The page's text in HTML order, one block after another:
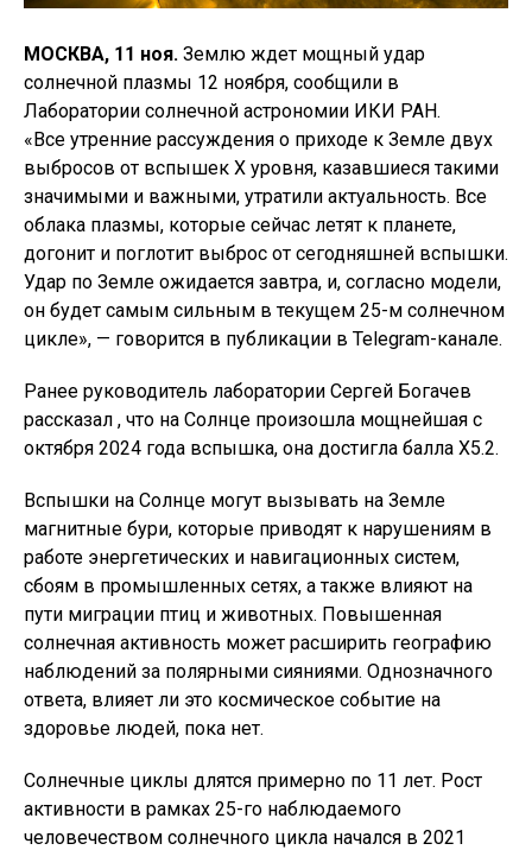
МОСКВА, 11 ноя. Землю ждет мощный удар
солнечной плазмы 12 ноября, сообщили в
Лаборатории солнечной астрономии ИКИ РАН.
«Все утренние рассуждения о приходе к Земле двух
выбросов от вспышек X уровня, казавшиеся такими
значимыми и важными, утратили актуальность. Все
облака плазмы, которые сейчас летят к планете,
догонит и поглотит выброс от сегодняшней вспышки.
Удар по Земле ожидается завтра, и, согласно модели,
он будет самым сильным в текущем 25-м солнечном
цикле», — говорится в публикации в Telegram-канале.
Ранее руководитель лаборатории Сергей Богачев
рассказал , что на Солнце произошла мощнейшая с
октября 2024 года вспышка, она достигла балла Х5.2.
Вспышки на Солнце могут вызывать на Земле
магнитные бури, которые приводят к нарушениям в
работе энергетических и навигационных систем,
сбоям в промышленных сетях, а также влияют на
пути миграции птиц и животных. Повышенная
солнечная активность может расширить географию
наблюдений за полярными сияниями. Однозначного
ответа, влияет ли это космическое событие на
здоровье людей, пока нет.
Солнечные циклы длятся примерно по 11 лет. Рост
активности в рамках 25-го наблюдаемого
человечеством солнечного цикла начался в 2021